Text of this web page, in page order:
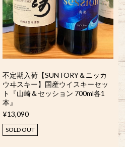
不定期入荷【SUNTORY＆ニッカ
ウヰスキー】国産ウイスキーセッ
ト『山崎＆セッション 700ml各1
本』
¥13,090
SOLD OUT